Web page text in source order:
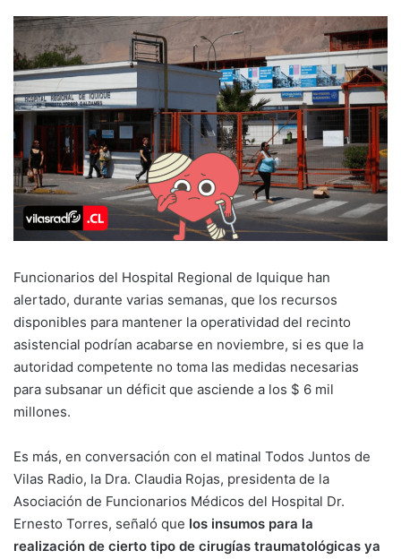
Funcionarios del Hospital Regional de Iquique han
alertado, durante varias semanas, que los recursos
disponibles para mantener la operatividad del recinto
asistencial podrían acabarse en noviembre, si es que la
autoridad competente no toma las medidas necesarias
para subsanar un déficit que asciende a los $ 6 mil
millones.
Es más, en conversación con el matinal Todos Juntos de
Vilas Radio, la Dra. Claudia Rojas, presidenta de la
Asociación de Funcionarios Médicos del Hospital Dr.
Ernesto Torres, señaló que los insumos para la
realización de cierto tipo de cirugías traumatológicas ya